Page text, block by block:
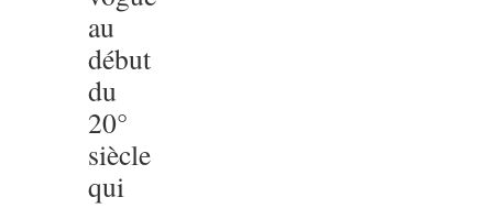
au
début
du
20°
siècle
qui